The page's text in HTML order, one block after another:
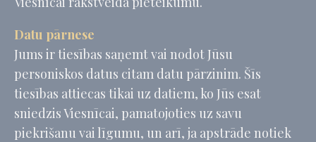
Datu pārnese
Jums ir tiesības saņemt vai nodot Jūsu
personiskos datus citam datu pārzinim. Šīs
tiesības attiecas tikai uz datiem, ko Jūs esat
sniedzis Viesnīcai, pamatojoties uz savu
piekrišanu vai līgumu, un arī, ja apstrāde notiek